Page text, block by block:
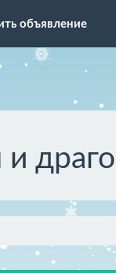
объявление